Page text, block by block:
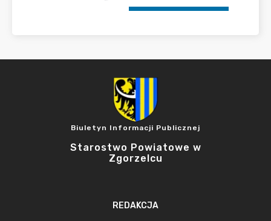
Biuletyn Informacji Publicznej
Starostwo Powiatowe w
Zgorzelcu
REDAKCJA